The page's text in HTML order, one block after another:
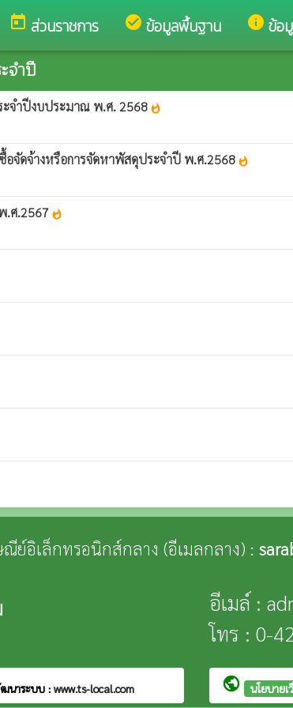
today ส่วนราชการ check_circle ข้อมูลพื้นฐาน info ข้อ
จำปี
ะจำปีงบประมาณ พ.ศ. 2568 whatshot
อจัดจ้างหรือการจัดหาพัสดุประจำปี พ.ศ.2568 whatshot
.ศ.2567 whatshot
ย์อิเล็กทรอนิกส์กลาง (อีเมลกลาง) :
อีเมล์ :
โทร : 0-
นาระบบ : www.ts-local.com public นโยบายเ